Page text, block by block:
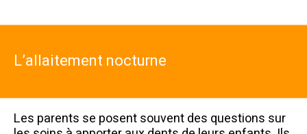
L’allaitement nocturne
Les parents se posent souvent des questions sur